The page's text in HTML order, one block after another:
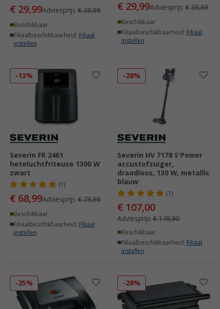
€ 29,99Adviesprijs € 39,99
Beschikbaar
Filiaalbeschikbaarheid: Filiaal
instellen
€ 29,99Adviesprijs € 39,99
Beschikbaar
Filiaalbeschikbaarheid: Filiaal
instellen
-13%
Severin FR 2461
heteluchtfriteuse 1300 W
zwart
(1)
€ 68,99Adviesprijs € 79,99
Beschikbaar
Filiaalbeschikbaarheid: Filiaal
instellen
-28%
Severin HV 7178 S'Power
accustofzuiger,
draadloos, 130 W, metallic
blauw
(1)
€ 107,00
Adviesprijs € 149,90
Beschikbaar
Filiaalbeschikbaarheid: Filiaal
instellen
-25% -28%